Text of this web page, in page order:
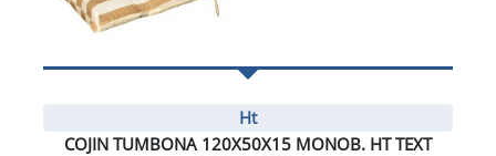
Ht
COJIN TUMBONA 120X50X15 MONOB. HT TEXT